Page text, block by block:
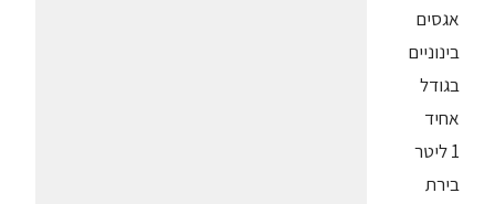
אגסים
בינוניים
בגודל
אחיד
1 ליטר
בירת